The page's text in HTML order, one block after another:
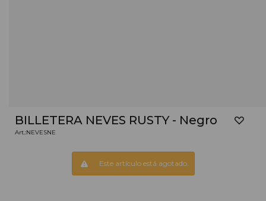
BILLETERA NEVES RUSTY - Negro
NEVESNE
Este artículo está agotado.